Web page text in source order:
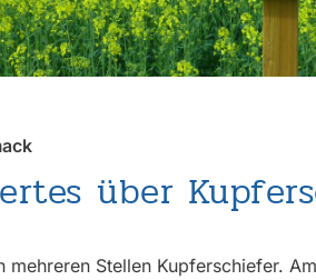
über
mehreren Stellen Kupferschiefer.